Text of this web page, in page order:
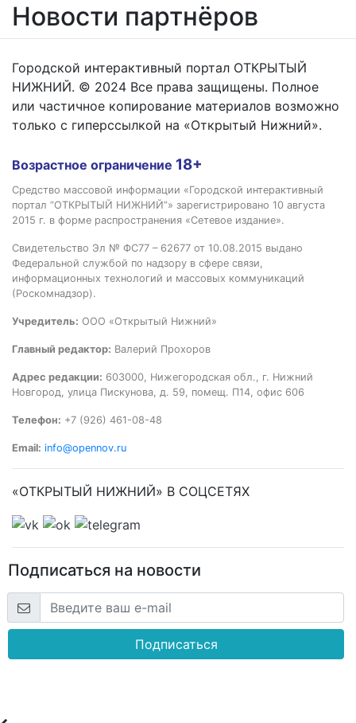
Новости партнёров
Городской интерактивный портал ОТКРЫТЫЙ
НИЖНИЙ. © 2024 Все права защищены. Полное
или частичное копирование материалов возможно
только с гиперссылкой на «Открытый Нижний».
Возрастное ограничение 18+
Средство массовой информации «Городской интерактивный
портал “ОТКРЫТЫЙ НИЖНИЙ”» зарегистрировано 10 августа
2015 г. в форме распространения «Сетевое издание».
Свидетельство Эл № ФС77 – 62677 от 10.08.2015 выдано
Федеральной службой по надзору в сфере связи,
информационных технологий и массовых коммуникаций
(Роскомнадзор).
Учредитель: ООО «Открытый Нижний»
Главный редактор: Валерий Прохоров
Адрес редакции: 603000, Нижегородская обл., г. Нижний
Новгород, улица Пискунова, д. 59, помещ. П14, офис 606
Телефон: +7 (926) 461-08-48
Email: info@opennov.ru
«ОТКРЫТЫЙ НИЖНИЙ» В СОЦСЕТЯХ
Подписаться на новости
Подписаться